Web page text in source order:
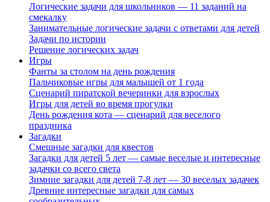
Логические задачи для школьников — 11 заданий на
смекалку
Занимательные логические задачи с ответами для детей
Задачи по истории
Решение логических задач
Игры
Фанты за столом на день рождения
Пальчиковые игры для малышей от 1 года
Сценарий пиратской вечеринки для взрослых
Игры для детей во время прогулки
День рождения кота — сценарий для веселого
праздника
Загадки
Смешные загадки для квестов
Загадки для детей 5 лет — самые веселые и интересные
задачки со всего света
Зимние загадки для детей 7-8 лет — 30 веселых задачек
Древние интересные загадки для самых